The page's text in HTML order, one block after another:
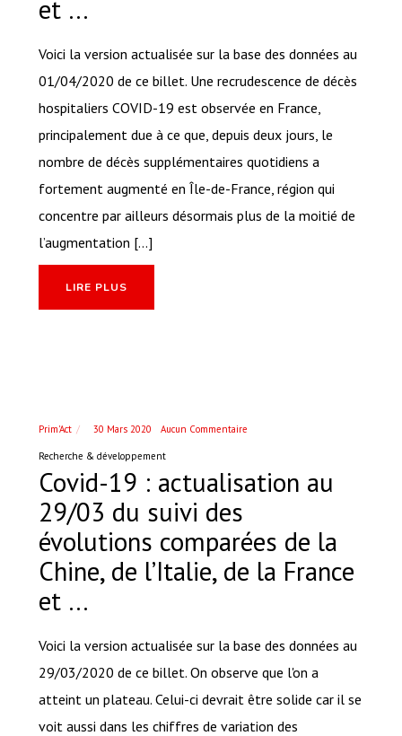
et …
Voici la version actualisée sur la base des données au
01/04/2020 de ce billet. Une recrudescence de décès
hospitaliers COVID-19 est observée en France,
principalement due à ce que, depuis deux jours, le
nombre de décès supplémentaires quotidiens a
fortement augmenté en Île-de-France, région qui
concentre par ailleurs désormais plus de la moitié de
l’augmentation [...]
LIRE PLUS
Prim'Act 30 Mars 2020 Aucun Commentaire
Recherche & développement
Covid-19 : actualisation au
29/03 du suivi des
évolutions comparées de la
Chine, de l’Italie, de la France
et …
Voici la version actualisée sur la base des données au
29/03/2020 de ce billet. On observe que l'on a
atteint un plateau. Celui-ci devrait être solide car il se
voit aussi dans les chiffres de variation des